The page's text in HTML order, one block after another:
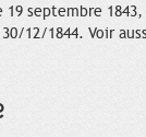
19 septembre
12/1844. Voir